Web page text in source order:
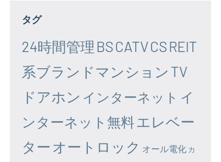
タグ
24時間管理 BSCATVCSREIT
系ブランドマンション TV
ドアホン インターネット イ
ンターネット無料エレベー
ター オートロック オール電化 カ